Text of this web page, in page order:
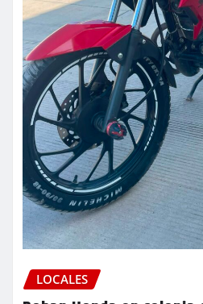
LOCALES